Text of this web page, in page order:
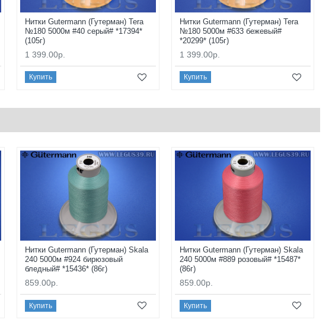
Нитки Gutermann (Гутерман) Tera
№180 5000м #40 серый# *17394*
(105г)
1 399.00р.
Купить
Нитки Gutermann (Гутерман) Tera
№180 5000м #633 бежевый#
*20299* (105г)
1 399.00р.
Купить
Нитки Gutermann (Гутерман) Skala
240 5000м #924 бирюзовый
бледный# *15436* (86г)
859.00р.
Купить
Нитки Gutermann (Гутерман) Skala
240 5000м #889 розовый# *15487*
(86г)
859.00р.
Купить